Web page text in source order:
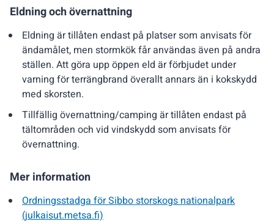
Eldning och övernattning
Eldning är tillåten endast på platser som anvisats för
ändamålet, men stormkök får användas även på andra
ställen. Att göra upp öppen eld är förbjudet under
varning för terrängbrand överallt annars än i kokskydd
med skorsten.
Tillfällig övernattning/camping är tillåten endast på
tältområden och vid vindskydd som anvisats för
övernattning.
Mer information
Ordningsstadga för Sibbo storskogs nationalpark
(julkaisut.metsa.fi)